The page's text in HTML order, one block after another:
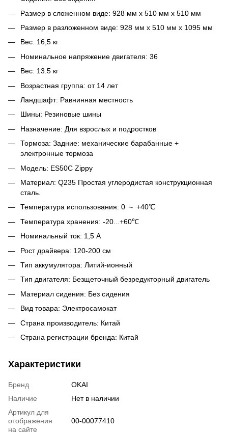
Размер в сложенном виде: 928 мм x 510 мм x 510 мм
Размер в разложенном виде: 928 мм x 510 мм x 1095 мм
Вес: 16,5 кг
Номинальное напряжение двигателя: 36
Вес: 13.5 кг
Возрастная группа: от 14 лет
Ландшафт: Равнинная местность
Шины: Резиновые шины
Назначение: Для взрослых и подростков
Тормоза: Задние: механические барабанные +
электронные тормоза
Модель: ES50C Zippy
Материал: Q235 Простая углеродистая конструкционная
сталь.
Температура использования: 0 ～ +40℃
Температура хранения: -20...+60℃
Номинальный ток: 1,5 A
Рост драйвера: 120-200 см
Тип аккумулятора: Литий-ионный
Тип двигателя: Безщеточный безредукторный двигатель
Материал сидения: Без сидения
Вид товара: Электросамокат
Страна производитель: Китай
Страна регистрации бренда: Китай
Характеристики
Бренд
OKAI
Наличие
Нет в наличии
Артикул для
отображения
на сайте
00-00077410